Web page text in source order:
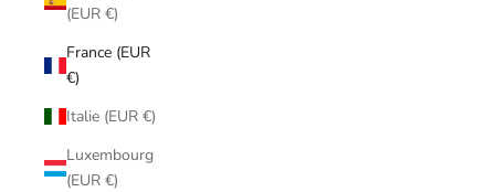
(EUR €)
France (EUR
€)
Italie (EUR €)
Luxembourg
(EUR €)